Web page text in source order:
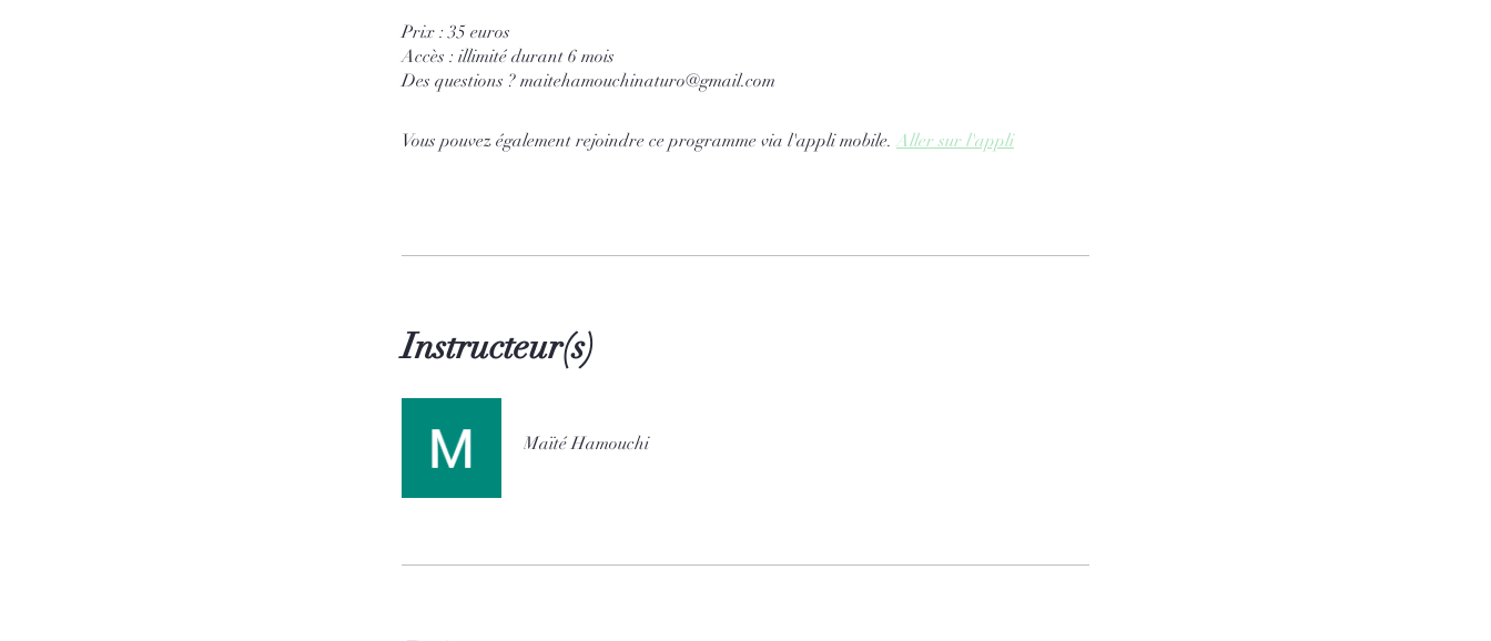
Prix : 35 euros
Accès : illimité durant 6 mois
Vous pouvez également rejoindre ce programme via l'appli mobile. Aller sur l'appli
Instructeur(s)
Maïté Hamouchi